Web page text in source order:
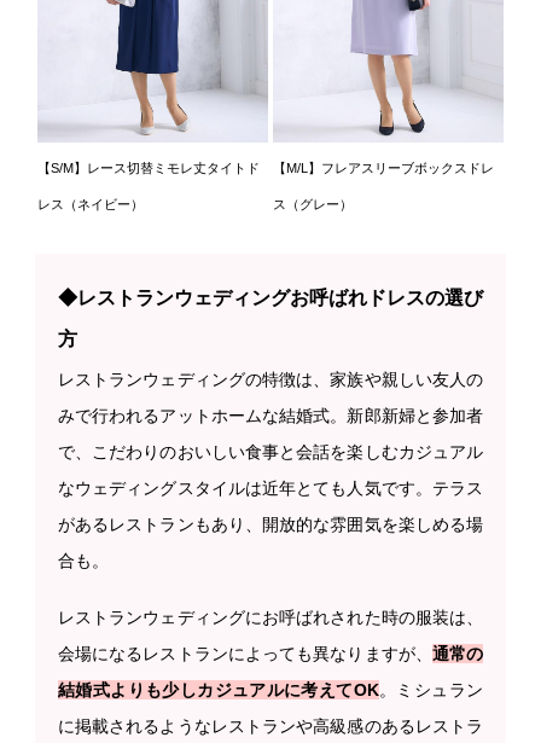
【S/M】レース切替ミモレ丈タイトド
レス（ネイビー）
【M/L】フレアスリーブボックスドレ
ス（グレー）
◆レストランウェディングお呼ばれドレスの選び
方
レストランウェディングの特徴は、家族や親しい友人の
みで行われるアットホームな結婚式。新郎新婦と参加者
で、こだわりのおいしい食事と会話を楽しむカジュアル
なウェディングスタイルは近年とても人気です。テラス
があるレストランもあり、開放的な雰囲気を楽しめる場
合も。
レストランウェディングにお呼ばれされた時の服装は、
会場になるレストランによっても異なりますが、 通常の
結婚式よりも少しカジュアルに考えてOK。ミシュラン
に掲載されるようなレストランや高級感のあるレストラ